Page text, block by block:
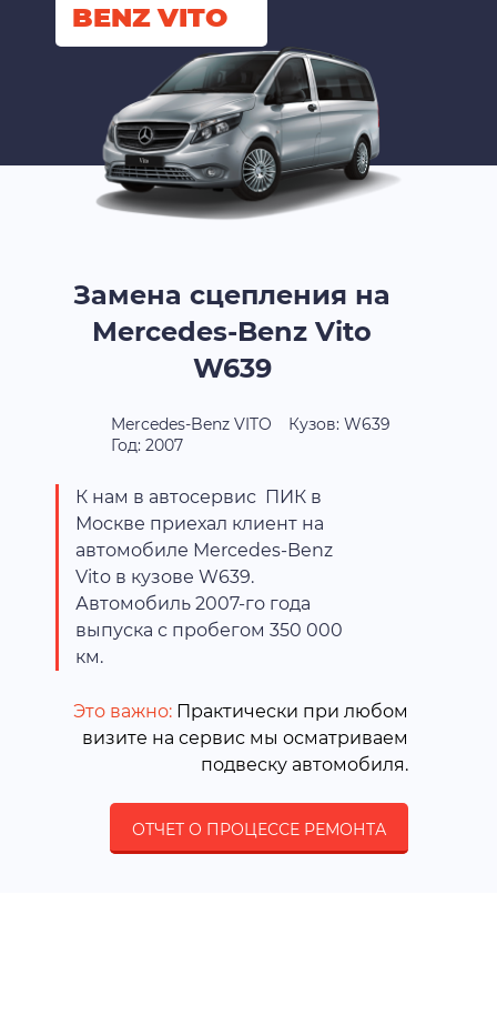
BENZ VITO
Замена сцепления на
Mercedes-Benz Vito
W639
Mercedes-Benz VITO
Кузов: W639
Год: 2007
К нам в автосервис ПИК в
Москве приехал клиент на
автомобиле Mercedes-Benz
Vito в кузове W639.
Автомобиль 2007-го года
выпуска с пробегом 350 000
км.
Это важно: Практически при любом
визите на сервис мы осматриваем
подвеску автомобиля.
ОТЧЕТ О ПРОЦЕССЕ РЕМОНТА